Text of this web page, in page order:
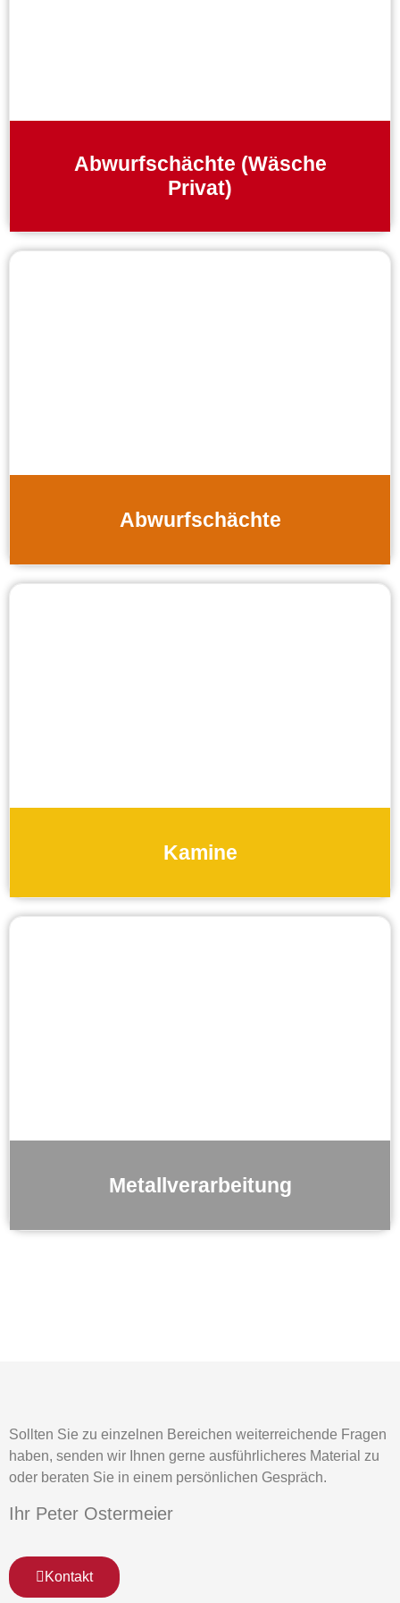
Abwurfschächte (Wäsche
Privat)
Abwurfschächte
Kamine
Metallverarbeitung
Sollten Sie zu einzelnen Bereichen weiterreichende Fragen
haben, senden wir Ihnen gerne ausführlicheres Material zu
oder beraten Sie in einem persönlichen Gespräch.
Ihr Peter Ostermeier
Kontakt